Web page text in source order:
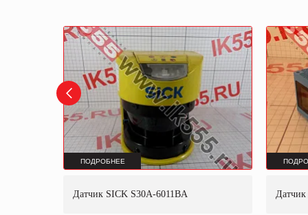
ПОДРОБНЕЕ
Датчик SICK S30A-6011BA Датчик